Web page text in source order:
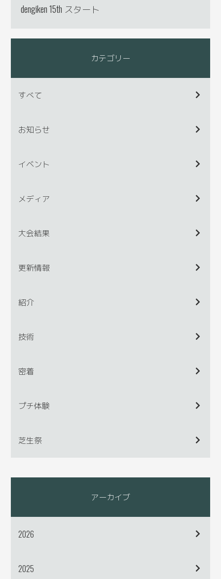
dengiken 15th スタート
カテゴリー
すべて
お知らせ
イベント
メディア
大会結果
更新情報
紹介
技術
密着
プチ体験
芝生祭
アーカイブ
2026
2025